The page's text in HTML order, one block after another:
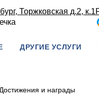
Торжковская д.2, к.1
ДРУГИЕ УСЛУГИ
Достижения и награды